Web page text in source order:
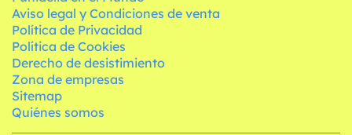
Aviso legal y Condiciones de venta
Política de Privacidad
Política de Cookies
Derecho de desistimiento
Zona de empresas
Sitemap
Quiénes somos